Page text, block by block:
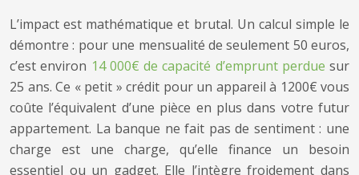
L’impact est mathématique et brutal. Un calcul simple le
démontre : pour une mensualité de seulement 50 euros,
c’est environ 14 000€ de capacité d’emprunt perdue sur
25 ans. Ce « petit » crédit pour un appareil à 1200€ vous
coûte l’équivalent d’une pièce en plus dans votre futur
appartement. La banque ne fait pas de sentiment : une
charge est une charge, qu’elle finance un besoin
essentiel ou un gadget. Elle l’intègre froidement dans